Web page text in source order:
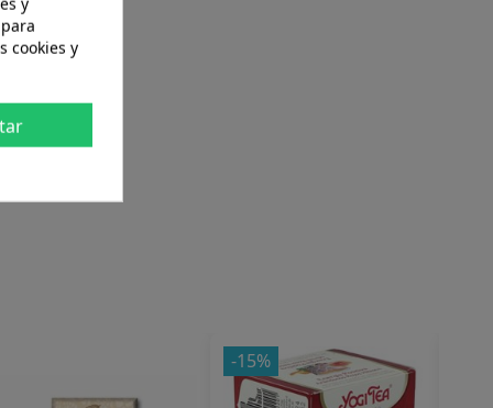
-15%
cookies y